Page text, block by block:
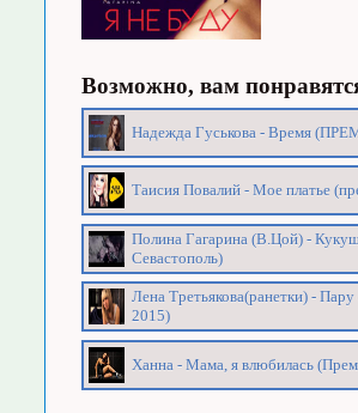
Возможно, вам
Надежда Гуськова - Время
Таисия Повалий - Мое платье
Полина Гагарина (В.Цой) -
Севастополь)
Лена Третьякова(ранетки) -
2015)
Ханна - Мама, я влюбилась